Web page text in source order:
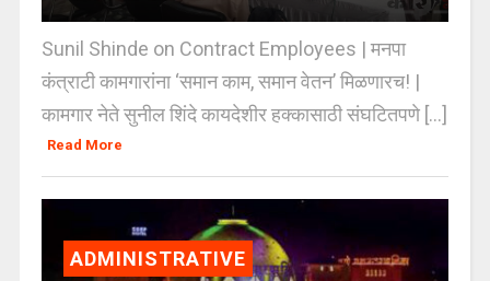
Sunil Shinde on Contract Employees | मनपा
कंत्राटी कामगारांना ‘समान काम, समान वेतन’ मिळणारच! |
कामगार नेते सुनील शिंदे कायदेशीर हक्कासाठी संघटितपणे [...]
Read More
ADMINISTRATIVE